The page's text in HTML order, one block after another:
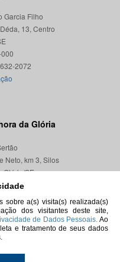
sobre a(s) visita(s) realizada(s)
dos visitantes deste site,
de Dados Pessoais. Ao
e tratamento de seus dados
Garcia Filho
13, Centro
da Glória
Neto, km 3, Silos
Glória/SE